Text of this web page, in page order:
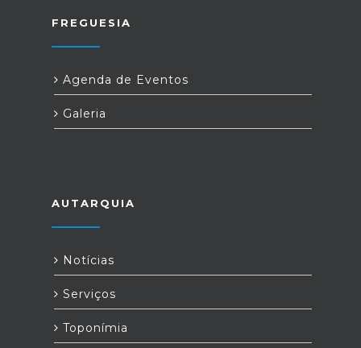
FREGUESIA
Agenda de Eventos
Galeria
AUTARQUIA
Notícias
Serviços
Toponímia